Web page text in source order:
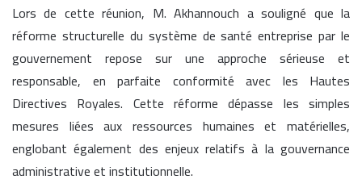
Lors de cette réunion, M. Akhannouch a souligné que la
réforme structurelle du système de santé entreprise par le
gouvernement repose sur une approche sérieuse et
responsable, en parfaite conformité avec les Hautes
Directives Royales. Cette réforme dépasse les simples
mesures liées aux ressources humaines et matérielles,
englobant également des enjeux relatifs à la gouvernance
administrative et institutionnelle.